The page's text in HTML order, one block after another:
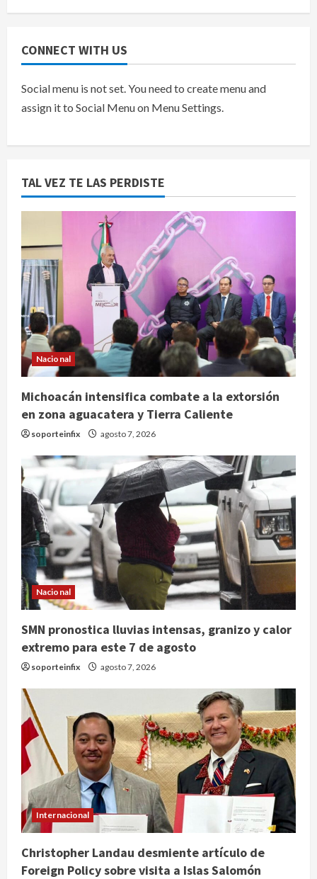
CONNECT WITH US
Social menu is not set. You need to create menu and
assign it to Social Menu on Menu Settings.
TAL VEZ TE LAS PERDISTE
Nacional
Michoacán intensifica combate a la extorsión
en zona aguacatera y Tierra Caliente
soporteinfix agosto 7, 2026
Nacional
SMN pronostica lluvias intensas, granizo y calor
extremo para este 7 de agosto
soporteinfix agosto 7, 2026
Internacional
Christopher Landau desmiente artículo de
Foreign Policy sobre visita a Islas Salomón